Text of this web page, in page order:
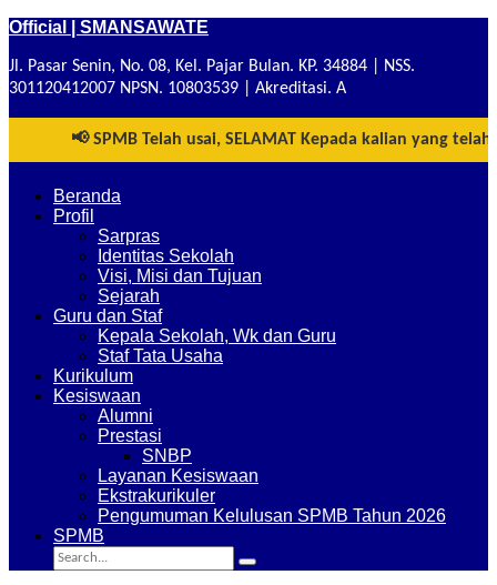
Skip
content
Official | SMANSAWATE
Jl. Pasar Senin, No. 08, Kel. Pajar Bulan. KP. 34884 | NSS.
301120412007 NPSN. 10803539 | Akreditasi. A
📢 SPMB Telah usai, SELAMAT Kepada kalian yang
Beranda
Profil
Sarpras
Identitas Sekolah
Visi, Misi dan Tujuan
Sejarah
Guru dan Staf
Kepala Sekolah, Wk dan Guru
Staf Tata Usaha
Kurikulum
Kesiswaan
Alumni
Prestasi
SNBP
Layanan Kesiswaan
Ekstrakurikuler
Pengumuman Kelulusan SPMB Tahun 2026
SPMB
Search
for:
Search